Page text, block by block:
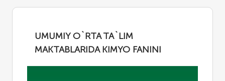
UMUMIY O`RTA TA`LIM
MAKTABLARIDA KIMYO FANINI